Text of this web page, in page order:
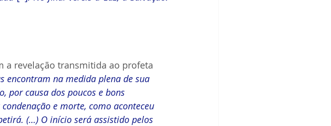
a revelação transmitida ao profeta
encontram na medida plena de sua
por causa dos poucos e bons
e morte, como aconteceu
(…) O início será assistido pelos